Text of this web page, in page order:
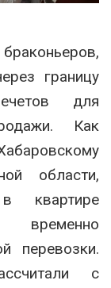
границу
для
Как
области,
квартире
временно
перевозки.
с